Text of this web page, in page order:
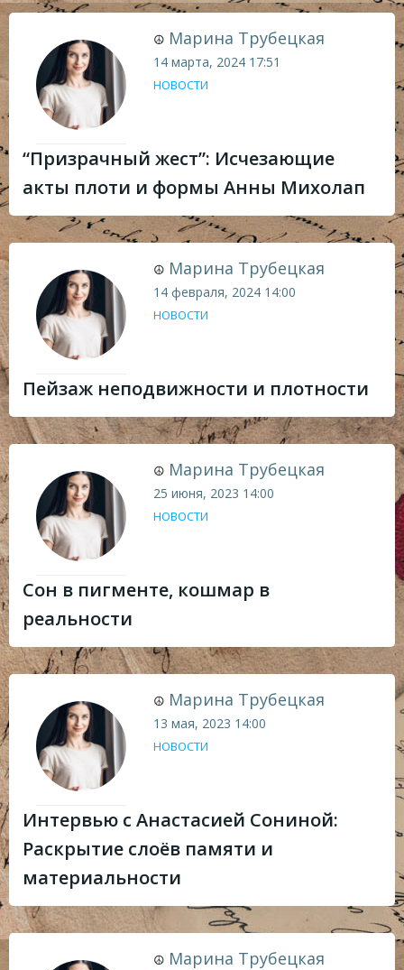
☮ Марина Трубецкая
14 марта, 2024 17:51
НОВОСТИ
“Призрачный жест”: Исчезающие
акты плоти и формы Анны Михолап
☮ Марина Трубецкая
14 февраля, 2024 14:00
НОВОСТИ
Пейзаж неподвижности и плотности
☮ Марина Трубецкая
25 июня, 2023 14:00
НОВОСТИ
Сон в пигменте, кошмар в
реальности
☮ Марина Трубецкая
13 мая, 2023 14:00
НОВОСТИ
Интервью с Анастасией Сониной:
Раскрытие слоёв памяти и
материальности
☮ Марина Трубецкая